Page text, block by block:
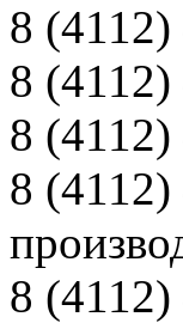
8
8 (4112)
8
8
8 (4112)